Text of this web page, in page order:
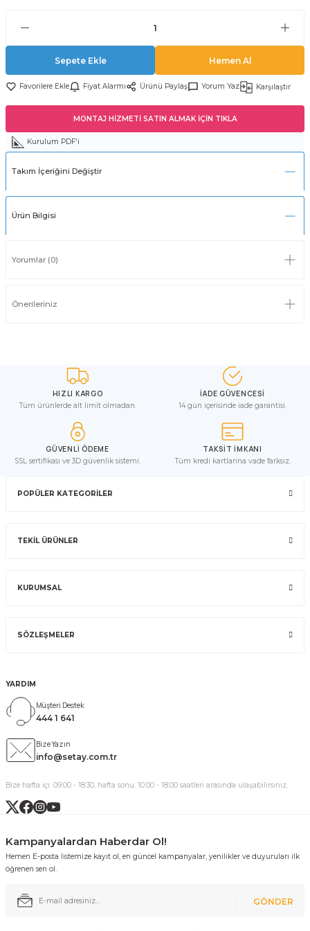
Sepete Ekle Hemen Al
Fiyat Alarmı Ürünü Paylaş Yorum Yaz Karşılaştır
MONTAJ HİZMETİ SATIN ALMAK İÇİN TIKLA
Kurulum PDF'i
Takım İçeriğini Değiştir
Ürün Bilgisi
Yorumlar (0)
Önerileriniz
HIZLI KARGO
Tüm ürünlerde alt limit olmadan.
İADE GÜVENCESİ
14 gün içerisinde iade garantisi.
GÜVENLİ ÖDEME
SSL sertifikası ve 3D güvenlik sistemi.
TAKSİT İMKANI
Tüm kredi kartlarına vade farksız.
POPÜLER KATEGORİLER
TEKİL ÜRÜNLER
KURUMSAL
SÖZLEŞMELER
YARDIM
Müşteri Destek
444 1 641
Bize Yazın
info@setay.com.tr
Bize hafta içi: 09:00 - 18:30, hafta sonu: 10:00 - 18:00 saatleri arasında ulaşabilirsiniz.
Kampanyalardan Haberdar Ol!
Hemen E-posta listemize kayıt ol, en güncel kampanyalar, yenilikler ve duyuruları ilk
öğrenen sen ol.
GÖNDER